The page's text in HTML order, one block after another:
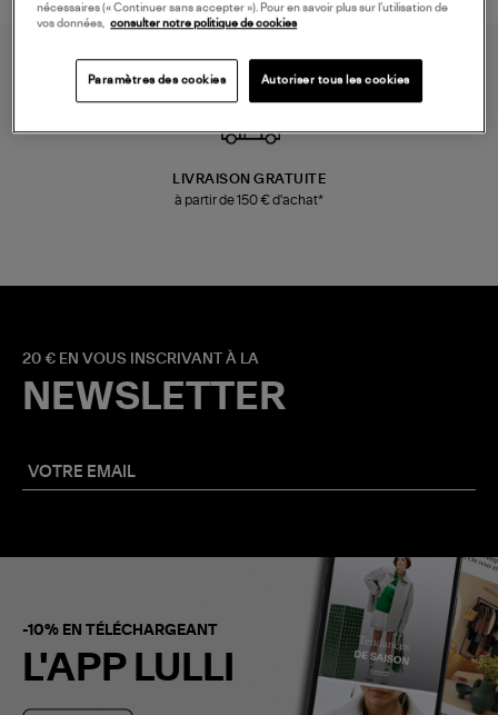
LIVRAISON GRATUITE
à partir de 150 € d'achat*
20 € EN VOUS INSCRIVANT À LA
NEWSLETTER
-10% EN TÉLÉCHARGEANT
L'APP LULLI
nécessaires (« Continuer sans accepter »). Pour en savoir plus sur l’utilisation de
vos données,
consulter notre politique de cookies
Paramètres des cookies Autoriser tous les cookies